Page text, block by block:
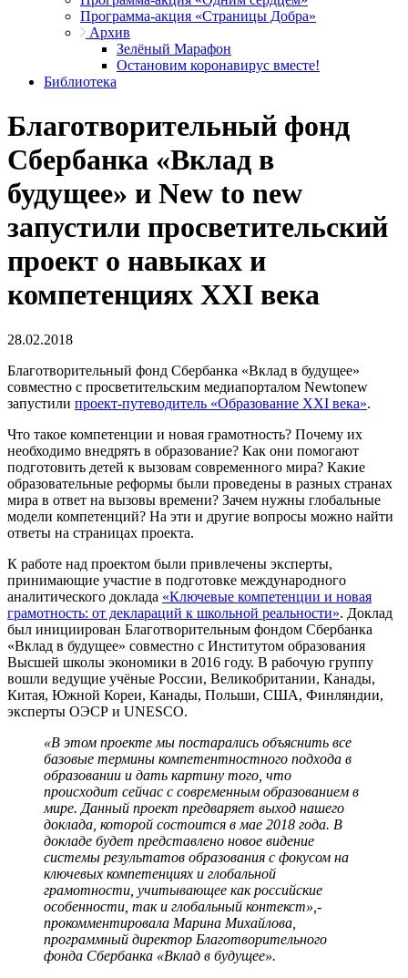
Программа-акция «Страницы Добра»
Архив
Зелёный Марафон
Остановим коронавирус вместе!
Библиотека
Благотворительный фонд
Сбербанка «Вклад в
будущее» и New to new
запустили просветительский
проект о навыках и
компетенциях XXI века
28.02.2018
Благотворительный фонд Сбербанка «Вклад в будущее»
совместно с просветительским медиапорталом Newtonew
запустили проект-путеводитель «Образование XXI века».
Что такое компетенции и новая грамотность? Почему их
необходимо внедрять в образование? Как они помогают
подготовить детей к вызовам современного мира? Какие
образовательные реформы были проведены в разных странах
мира в ответ на вызовы времени? Зачем нужны глобальные
модели компетенций? На эти и другие вопросы можно найти
ответы на страницах проекта.
К работе над проектом были привлечены эксперты,
принимающие участие в подготовке международного
аналитического доклада «Ключевые компетенции и новая
грамотность: от деклараций к школьной реальности». Доклад
был инициирован Благотворительным фондом Сбербанка
«Вклад в будущее» совместно с Институтом образования
Высшей школы экономики в 2016 году. В рабочую группу
вошли ведущие учёные России, Великобритании, Канады,
Китая, Южной Кореи, Канады, Польши, США, Финляндии,
эксперты ОЭСР и UNESCO.
«В этом проекте мы постарались объяснить все
базовые термины компетентностного подхода в
образовании и дать картину того, что
происходит сейчас с современным образованием в
мире. Данный проект предваряет выход нашего
доклада, которой состоится в мае 2018 года. В
докладе будет представлено новое видение
системы результатов образования с фокусом на
ключевых компетенциях и глобальной
грамотности, учитывающее как российские
особенности, так и глобальный контекст»,-
прокомментировала Марина Михайлова,
программный директор Благотворительного
фонда Сбербанка «Вклад в будущее».